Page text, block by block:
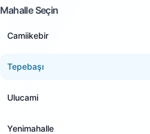
Balıkesir
Ovacık
Pertek
Pülümür
Mahalle Seçin
Camiikebir
Tepebaşı
Ulucami
Yenimahalle